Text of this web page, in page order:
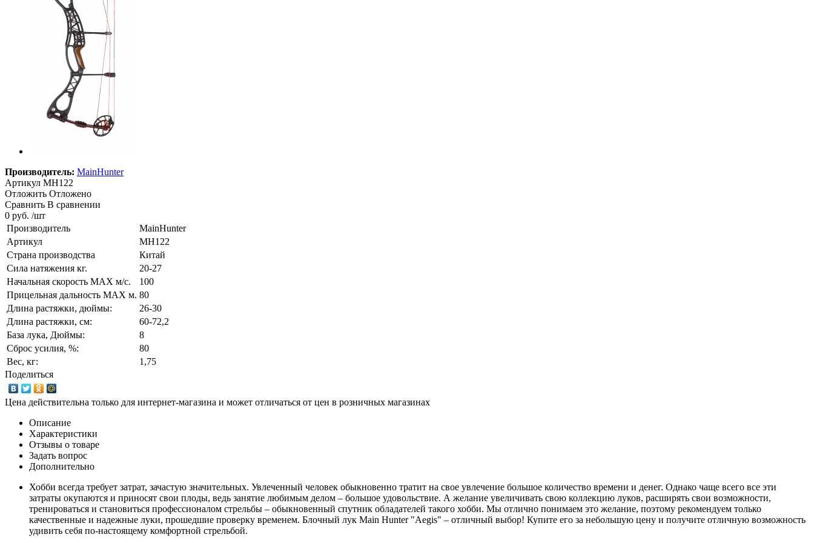
Производитель: MainHunter
Артикул MH122
Отложить Отложено
Сравнить В сравнении
0 руб. /шт
Производитель
MainHunter
Артикул
MH122
Страна производства
Китай
Сила натяжения кг.
20-27
Начальная скорость MAX м/c.
100
Прицельная дальность MAX м. 80
Длина растяжки, дюймы:
26-30
Длина растяжки, cм:
60-72,2
База лука, Дюймы:
8
Сброс усилия, %:
80
Вес, кг:
1,75
Поделиться
Цена действительна только для интернет-магазина и может отличаться от цен в розничных магазинах
Описание
Характеристики
Отзывы о товаре
Задать вопрос
Дополнительно
Хобби всегда требует затрат, зачастую значительных. Увлеченный человек обыкновенно тратит на свое увлечение большое количество времени и денег. Однако чаще всего все эти
затраты окупаются и приносят свои плоды, ведь занятие любимым делом – большое удовольствие. А желание увеличивать свою коллекцию луков, расширять свои возможности,
тренироваться и становиться профессионалом стрельбы – обыкновенный спутник обладателей такого хобби. Мы отлично понимаем это желание, поэтому рекомендуем только
качественные и надежные луки, прошедшие проверку временем. Блочный лук Main Hunter "Aegis" – отличный выбор! Купите его за небольшую цену и получите отличную возможность
удивить себя по-настоящему комфортной стрельбой.